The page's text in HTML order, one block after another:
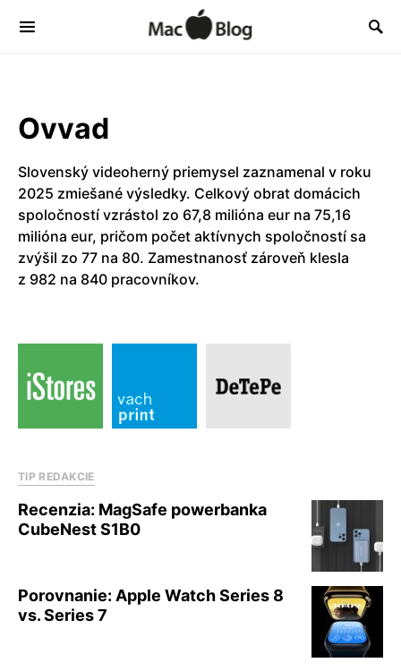
Ovvad
Slovenský videoherný priemysel zaznamenal v roku
2025 zmiešané výsledky. Celkový obrat domácich
spoločností vzrástol zo 67,8 milióna eur na 75,16
milióna eur, pričom počet aktívnych spoločností sa
zvýšil zo 77 na 80. Zamestnanosť zároveň klesla
z 982 na 840 pracovníkov.
TIP REDAKCIE
Recenzia: MagSafe powerbanka
CubeNest S1B0
Porovnanie: Apple Watch Series 8
vs. Series 7